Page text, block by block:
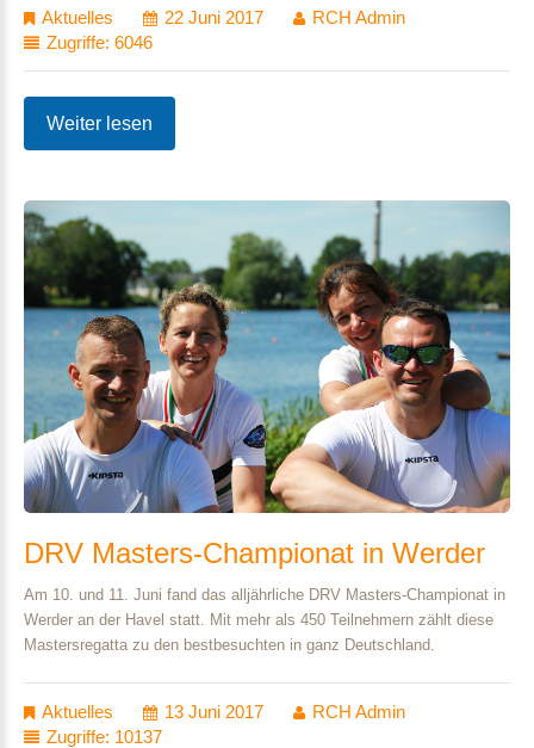
Aktuelles 22 Juni 2017
RCH Admin
Zugriffe: 6046
Weiter lesen
DRV Masters-Championat in Werder
Am 10. und 11. Juni fand das alljährliche DRV Masters-Championat in
Werder an der Havel statt. Mit mehr als 450 Teilnehmern zählt diese
Mastersregatta zu den bestbesuchten in ganz Deutschland.
Aktuelles 13 Juni 2017
RCH Admin
Zugriffe: 10137